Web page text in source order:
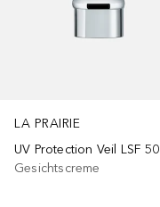
LA PRAIRIE
UV Protection Veil LSF 50
Gesichtscreme